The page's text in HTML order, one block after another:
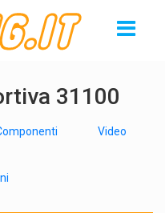
31100
Video